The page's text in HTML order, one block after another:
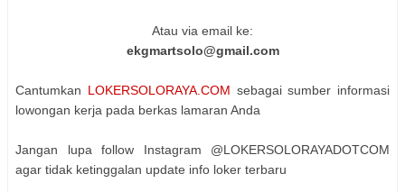
Atau via email ke:
ekgmartsolo@gmail.com
Cantumkan LOKERSOLORAYA.COM sebagai sumber informasi
lowongan kerja pada berkas lamaran Anda
Jangan lupa follow Instagram @LOKERSOLORAYADOTCOM
agar tidak ketinggalan update info loker terbaru